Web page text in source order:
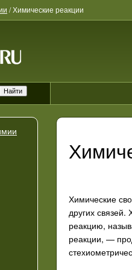
/Химические реакции
Химические
других
реакцию,
реакции, —